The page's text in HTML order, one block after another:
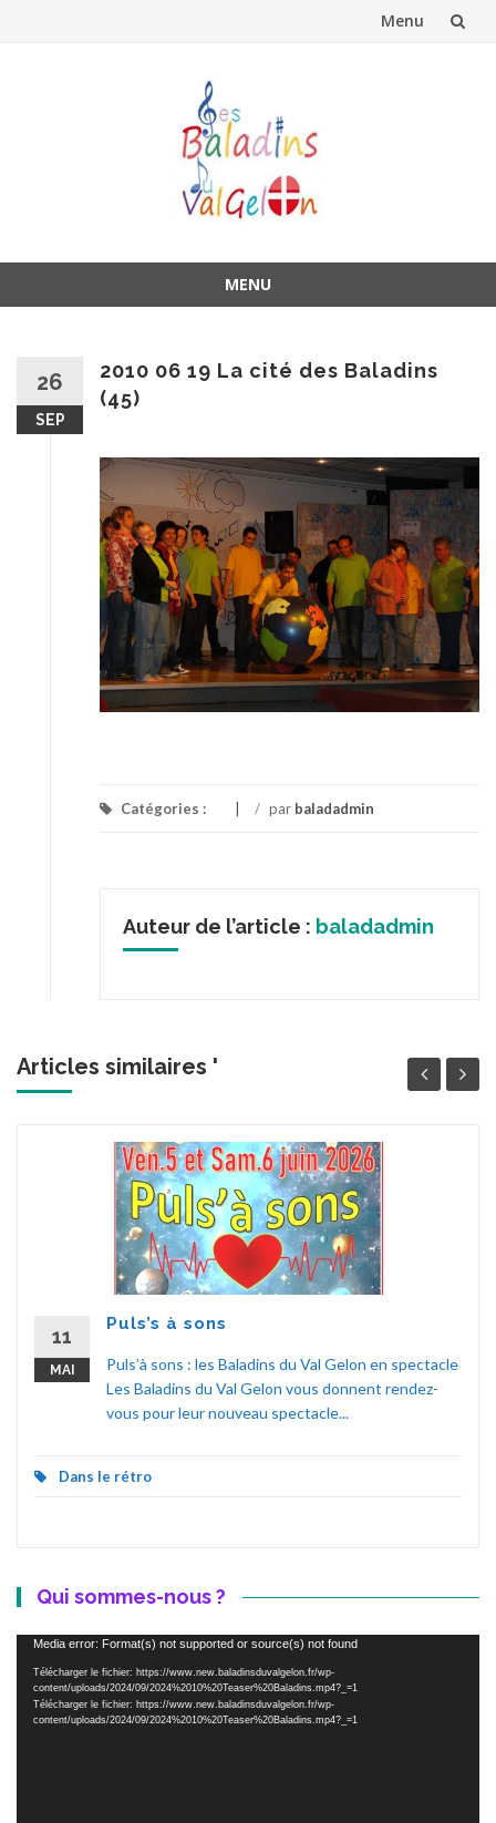
Menu
MENU
26
SEP
2010 06 19 La cité des Baladins
(45)
Catégories : / par baladadmin
Auteur de l’article : baladadmin
Articles similaires '
11
MAI
Puls’s à sons
Puls’à sons : les Baladins du Val Gelon en spectacle
Les Baladins du Val Gelon vous donnent rendez-
vous pour leur nouveau spectacle...
Dans le rétro
Qui sommes-nous ?
Lecteur
vidéo
Media error: Format(s) not supported or source(s) not found
Télécharger le fichier: https://www.new.baladinsduvalgelon.fr/wp-
content/uploads/2024/09/2024%2010%20Teaser%20Baladins.mp4?_=1
Télécharger le fichier: https://www.new.baladinsduvalgelon.fr/wp-
content/uploads/2024/09/2024%2010%20Teaser%20Baladins.mp4?_=1